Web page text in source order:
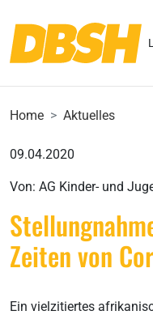
Home Aktuelles
09.04.2020
Von: AG Kinder- und
Zeiten von
Ein vielzitiertes